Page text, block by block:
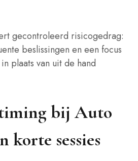
gecontroleerd risicogedrag:
beslissingen en een focus
plaats van uit de hand
bij Auto
korte sessies